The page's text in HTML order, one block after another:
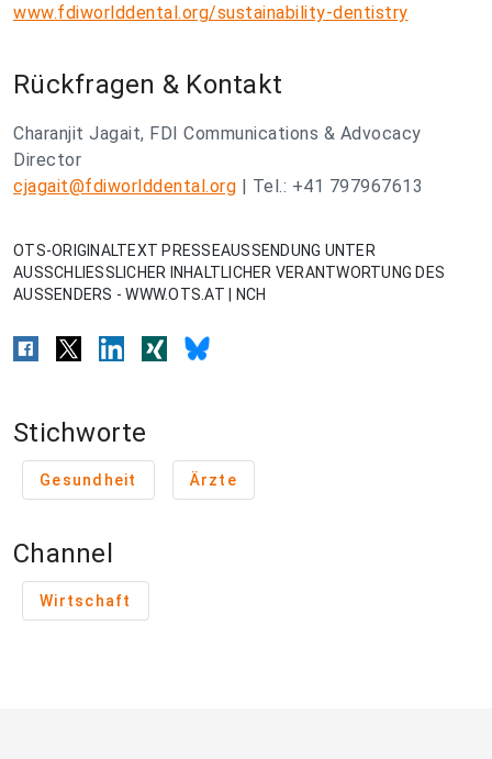
www.fdiworlddental.org/sustainability-dentistry
Rückfragen & Kontakt
Charanjit Jagait, FDI Communications & Advocacy
Director
cjagait@fdiworlddental.org | Tel.: +41 797967613
OTS-ORIGINALTEXT PRESSEAUSSENDUNG UNTER
AUSSCHLIESSLICHER INHALTLICHER VERANTWORTUNG DES
AUSSENDERS - WWW.OTS.AT | NCH
Stichworte
Gesundheit Ärzte
Channel
Wirtschaft